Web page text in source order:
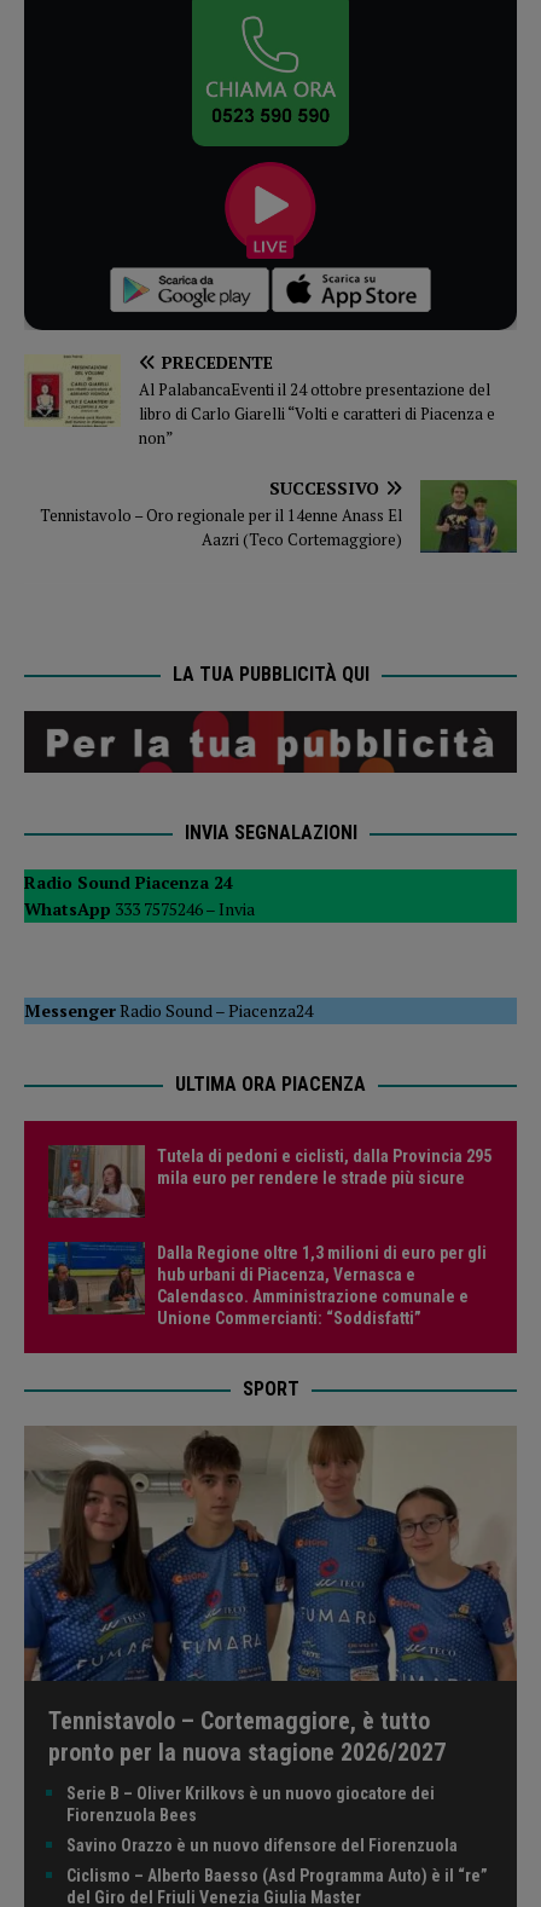
PRECEDENTE
Al PalabancaEventi il 24 ottobre presentazione del
libro di Carlo Giarelli “Volti e caratteri di Piacenza e
non”
SUCCESSIVO
Tennistavolo – Oro regionale per il 14enne Anass El
Aazri (Teco Cortemaggiore)
LA TUA PUBBLICITÀ QUI
INVIA SEGNALAZIONI
Radio Sound Piacenza 24
WhatsApp 333 7575246 – Invia
MessengerRadio Sound –Piacenza24
ULTIMA ORA PIACENZA
Tutela di pedoni e ciclisti, dalla Provincia 295
mila euro per rendere le strade più sicure
Dalla Regione oltre 1,3 milioni di euro per gli
hub urbani di Piacenza, Vernasca e
Calendasco. Amministrazione comunale e
Unione Commercianti: “Soddisfatti”
SPORT
Tennistavolo – Cortemaggiore, è tutto
pronto per la nuova stagione 2026/2027
Serie B – Oliver Krilkovs è un nuovo giocatore dei
Fiorenzuola Bees
Savino Orazzo è un nuovo difensore del Fiorenzuola
Ciclismo – Alberto Baesso (Asd Programma Auto) è il “re”
del Giro del Friuli Venezia Giulia Master